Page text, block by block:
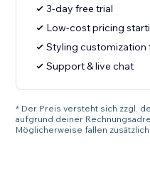
3-day free trial
Low-cost pricing
Styling customization
Support & live chat
* Der Preis versteht sich zzgl.
aufgrund deiner
Möglicherweise fallen